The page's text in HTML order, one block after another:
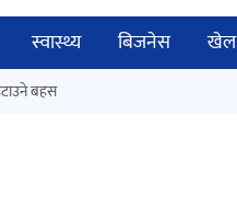
स्वास्थ्य बिजनेस खेल
बहस